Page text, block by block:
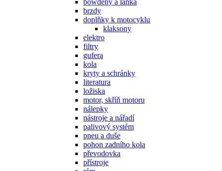
brzdy
doplňky k motocyklu
klaksony
elektro
filtry
gufera
kola
kryty a schránky
literatura
ložiska
motor, skříň motoru
nálepky
nástroje a nářadí
palivový systém
pneu a duše
pohon zadního kola
převodovka
přístroje